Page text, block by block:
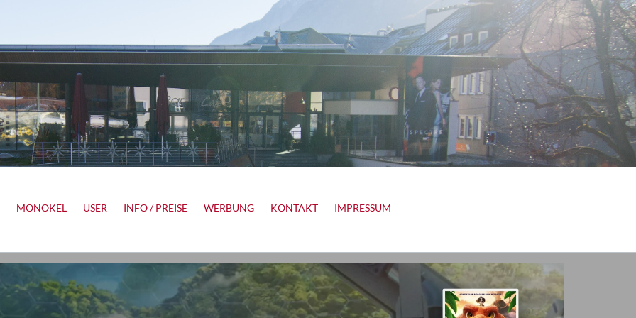
MONOKEL USER INFO / PREISE WERBUNG KONTAKT IMPRESSUM